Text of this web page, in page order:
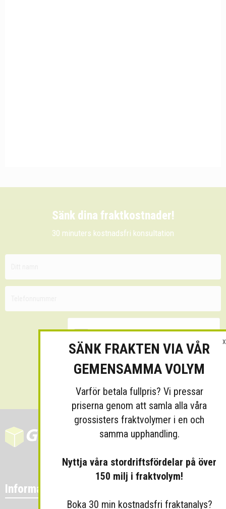
Sänk dina fraktkostnader!
30 minuters kostnadsfri konsultation
Skicka
Information
X
SÄNK FRAKTEN VIA VÅR
GEMENSAMMA VOLYM
Varför betala fullpris? Vi pressar
priserna genom att samla alla våra
grossisters fraktvolymer i en och
samma upphandling.
Nyttja våra stordriftsfördelar på över
150 milj i fraktvolym!
Boka 30 min kostnadsfri fraktanalys?